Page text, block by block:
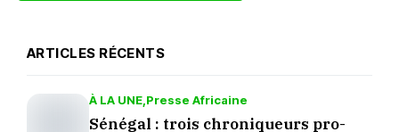
ARTICLES RÉCENTS
À LA UNE Presse Africaine
Sénégal : trois chroniqueurs pro-